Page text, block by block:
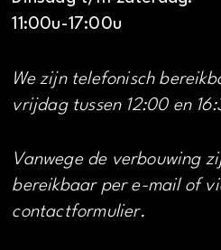
11:00u-17:00u
We zijn telefonisch
vrijdag tussen 12:00 en
Vanwege de verbouwing
bereikbaar per e-mail of
contactformulier.